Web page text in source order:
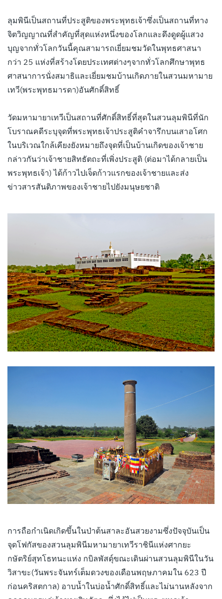
ลุมพินีเป็นสถานที่ประสูติของพระพุทธเจ้าซึ่งเป็นสถานที่ทาง
จิตวิญญาณที่สำคัญที่สุดแห่งหนึ่งของโลกและดึงดูดผู้แสวง
บุญจากทั่วโลกวันนี้คุณสามารถเยี่ยมชมวัดในพุทธศาสนา
กว่า 25 แห่งที่สร้างโดยประเทศต่างๆจากทั่วโลกศึกษาพุทธ
ศาสนาการนั่งสมาธิและเยี่ยมชมบ้านเกิดภายในสวนมหามาย
เทวี(พระพุทธมารดา)อันศักดิ์สิทธิ์
วัดมหามายาเทวีเป็นสถานที่ศักดิ์สิทธิ์ที่สุดในสวนลุมพินีที่นัก
โบราณคดีระบุจุดที่พระพุทธเจ้าประสูติคำจารึกบนเสาอโศก
ในบริเวณใกล้เคียงยังหมายถึงจุดที่เป็นบ้านเกิดของเจ้าชาย
กล่าวกันว่าเจ้าชายสิทธัตถะที่เพิ่งประสูติ (ต่อมาได้กลายเป็น
พระพุทธเจ้า) ได้ก้าวไปเจ็ดก้าวแรกของเจ้าชายและส่ง
ข่าวสารสันติภาพของเจ้าชายไปยังมนุษยชาติ
การถือกำเนิดเกิดขึ้นในป่าต้นสาละอันสวยงามซึ่งปัจจุบันเป็น
จุดโฟกัสของสวนลุมพินีมหามายาเทวีราชินีแห่งศากยะ
กษัตริย์สุทโธทนะแห่ง กบิลพัสดุ์ขณะเดินผ่านสวนลุมพินีในวัน
วิสาขะ(วันพระจันทร์เต็มดวงของเดือนพฤษภาคมใน 623 ปี
ก่อนคริสตกาล) อาบน้ำในบ่อน้ำศักดิ์สิทธิ์และไม่นานหลังจาก